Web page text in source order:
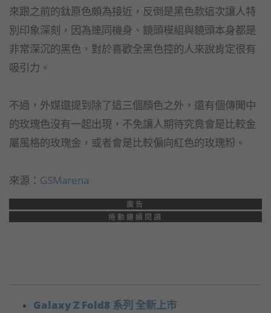
來跟之前的鈦原色頗為接近，反倒是黑色款這次讓人特
別印象深刻，因為連同機身、鏡頭模組與鏡頭本身都是
非常深沉的黑色，對於喜歡全黑色控的人來說肯定很有
吸引力。
不過，外媒還提到除了這三個顏色之外，還有個傳聞中
的玫瑰色沒有一起出現，不免讓人期待究竟會是比較金
屬風格的玫瑰金，或者會是比較偏向紅色的玫瑰粉。
來源： GSMarena
廣告
捲動繼續閱讀
Galaxy Z Fold8 系列 全新上市